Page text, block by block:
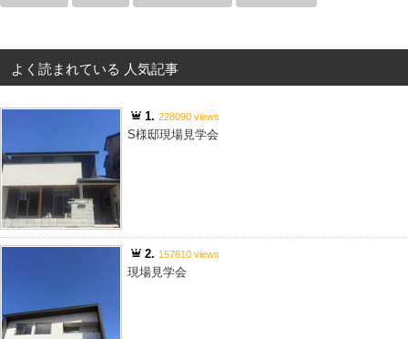
よく読まれている 人気記事
1. 228090 views
S様邸現場見学会
2. 157610 views
現場見学会